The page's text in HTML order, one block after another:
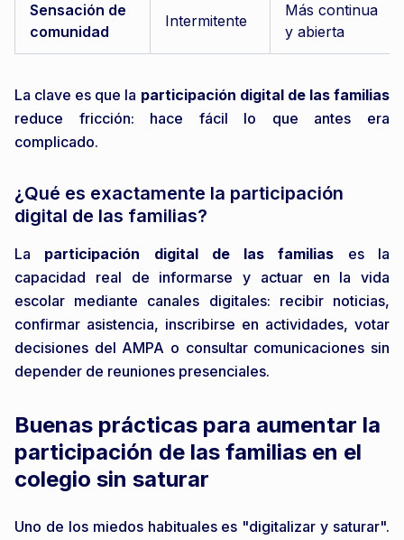
Sensación de
comunidad
Intermitente
Más continua
y abierta
La clave es que la participación digital de las familias
reduce fricción: hace fácil lo que antes era
complicado.
¿Qué es exactamente la participación
digital de las familias?
La participación digital de las familias es la
capacidad real de informarse y actuar en la vida
escolar mediante canales digitales: recibir noticias,
confirmar asistencia, inscribirse en actividades, votar
decisiones del AMPA o consultar comunicaciones sin
depender de reuniones presenciales.
Buenas prácticas para aumentar la
participación de las familias en el
colegio sin saturar
Uno de los miedos habituales es "digitalizar y saturar".